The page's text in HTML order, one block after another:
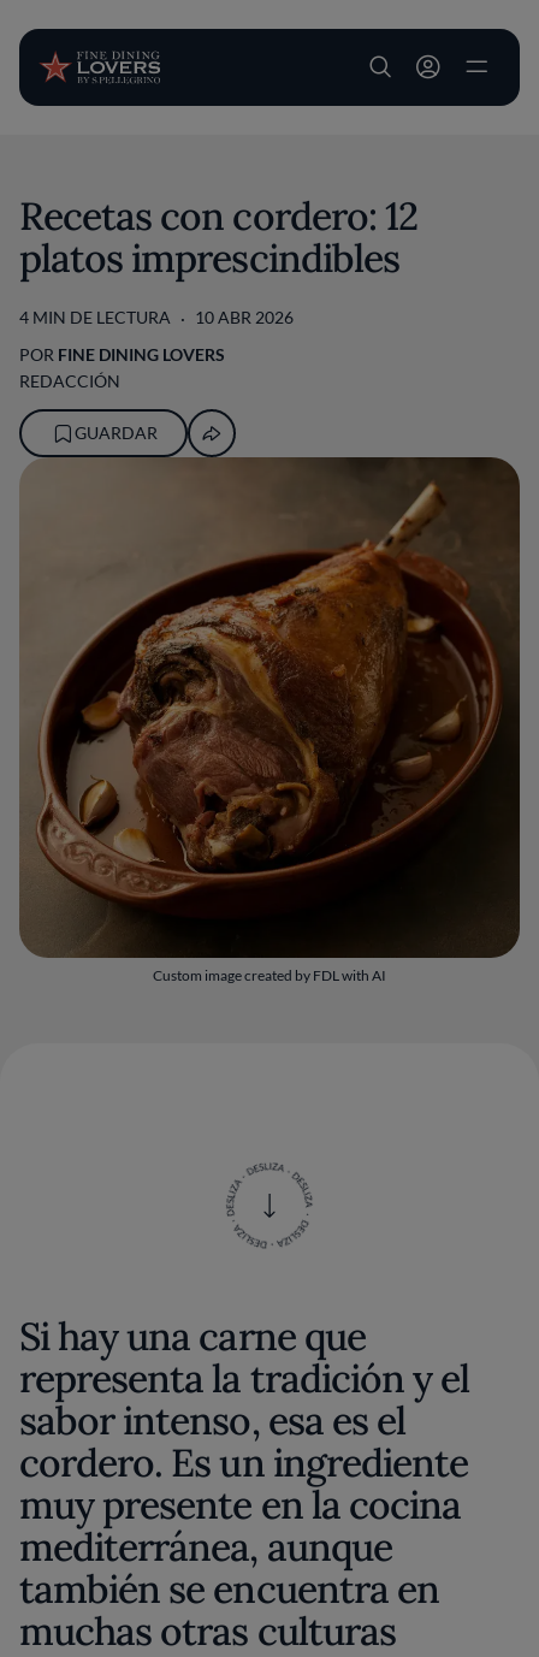
User account
Custom image created by FDL with AI
Recetas con cordero: 12
platos imprescindibles
4 MIN DE LECTURA
10 ABR 2026
POR FINE DINING LOVERS
REDACCIÓN
GUARDAR
Si hay una carne que
representa la tradición y el
sabor intenso, esa es el
cordero. Es un ingrediente
muy presente en la cocina
mediterránea, aunque
también se encuentra en
muchas otras culturas